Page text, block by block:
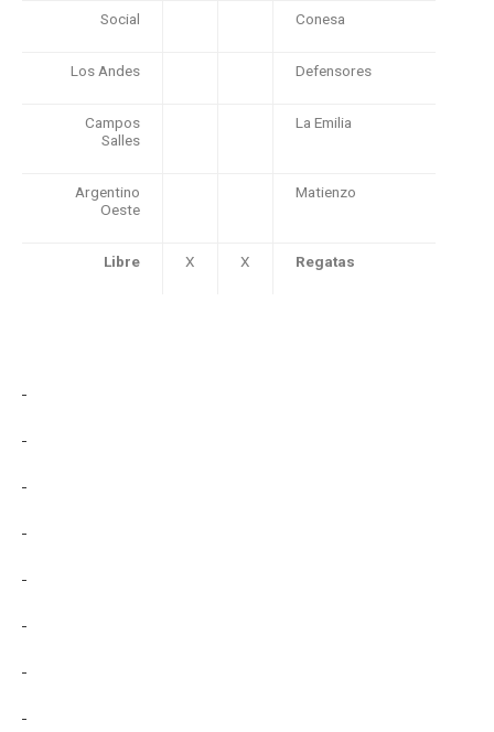
Social Conesa
Los Andes Defensores
Campos
Salles
La Emilia
Argentino
Oeste
Matienzo
Libre X X Regatas